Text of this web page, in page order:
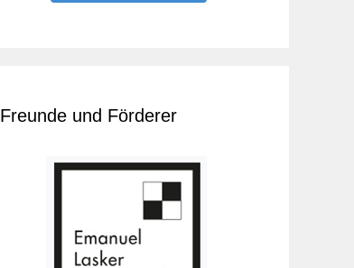
Freunde und Förderer